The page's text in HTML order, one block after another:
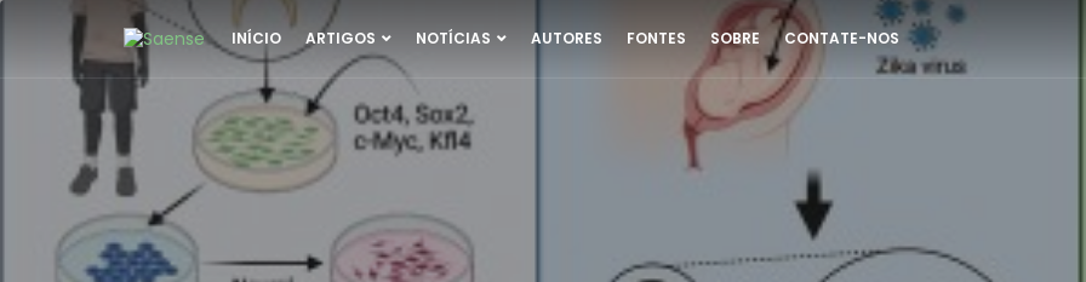
INÍCIO ARTIGOS NOTÍCIAS AUTORES FONTES SOBRE CONTATE-NOS